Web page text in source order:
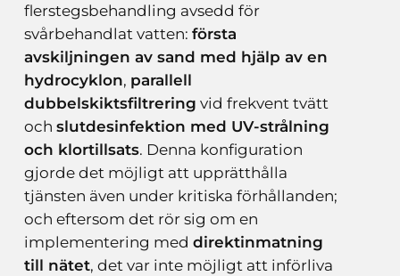
flerstegsbehandling avsedd för
svårbehandlat vatten: första
avskiljningen av sand med hjälp av en
hydrocyklon, parallell
dubbelskiktsfiltrering vid frekvent tvätt
och slutdesinfektion med UV-strålning
och klortillsats. Denna konfiguration
gjorde det möjligt att upprätthålla
tjänsten även under kritiska förhållanden;
och eftersom det rör sig om en
implementering med direktinmatning
till nätet, det var inte möjligt att införliva